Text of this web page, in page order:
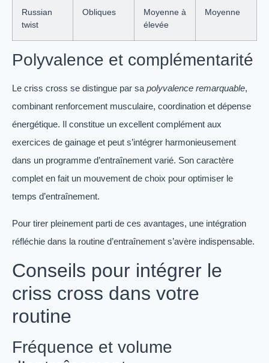
Russian
twist
Obliques
Moyenne à
élevée
Moyenne
Polyvalence et complémentarité
Le criss cross se distingue par sa polyvalence remarquable,
combinant renforcement musculaire, coordination et dépense
énergétique. Il constitue un excellent complément aux
exercices de gainage et peut s’intégrer harmonieusement
dans un programme d’entraînement varié. Son caractère
complet en fait un mouvement de choix pour optimiser le
temps d’entraînement.
Pour tirer pleinement parti de ces avantages, une intégration
réfléchie dans la routine d’entraînement s’avère indispensable.
Conseils pour intégrer le
criss cross dans votre
routine
Fréquence et volume